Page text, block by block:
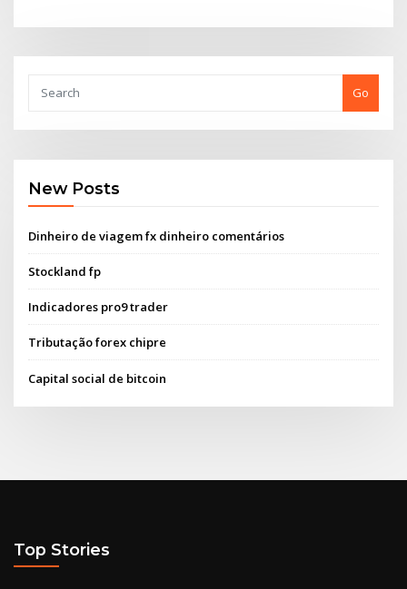
Go
New Posts
Dinheiro de viagem fx dinheiro comentários
Stockland fp
Indicadores pro9 trader
Tributação forex chipre
Capital social de bitcoin
Top Stories